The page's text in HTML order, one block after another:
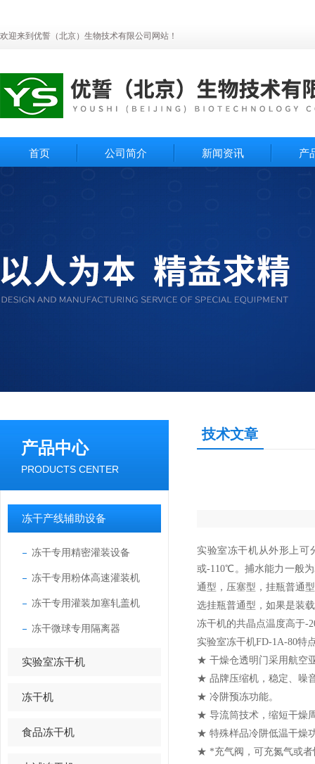
欢迎来到优誓（北京）生物技术有限公司网站！
首页 公司简介 新闻资讯 产
产品中心
PRODUCTS CENTER
冻干产线辅助设备
冻干专用精密灌装设备
冻干专用粉体高速灌装机
冻干专用灌装加塞轧盖机
冻干微球专用隔离器
实验室冻干机
冻干机
食品冻干机
技术文章
实验室冻干机从外形上可
或-110℃。捕水能力一般为
通型，压塞型，挂瓶普通
选挂瓶普通型，如果是装
冻干机的共晶点温度高于-
实验室冻干机FD-1A-80特
★ 干燥仓透明门采用航空
★ 品牌压缩机，稳定、噪
★ 冷阱预冻功能。
★ 导流筒技术，缩短干燥
★ 特殊样品冷阱低温干燥
★ *充气阀，可充氮气或